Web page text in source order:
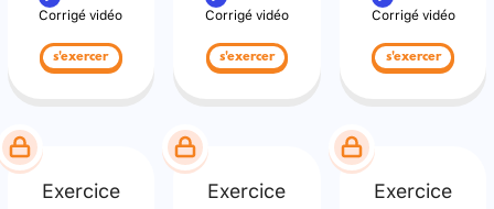
Corrigé vidéo
s'exercer
Corrigé vidéo
s'exercer
Corrigé vidéo
s'exercer
Exercice Exercice Exercice